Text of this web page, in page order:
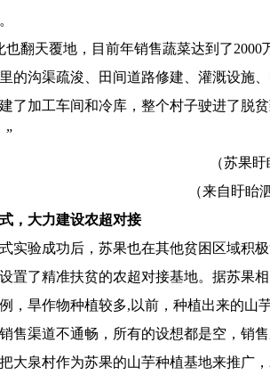
也翻天覆地，目前年销售蔬菜达到了
的沟渠疏浚、田间道路修建、灌溉设施
了加工车间和冷库，整个村子驶进了脱
”
（苏果
（来自盱眙
，大力建设农超对接
实验成功后，苏果也在其他贫困区域积
置了精准扶贫的农超对接基地。据苏果
，旱作物种植较多,以前，种植出来的
售渠道不通畅，所有的设想都是空，销
大泉村作为苏果的山芋种植基地来推广